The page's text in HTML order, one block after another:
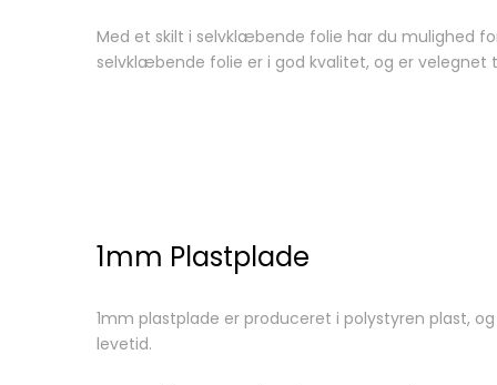
Med et skilt i selvklæbende folie har du mulighed
selvklæbende folie er i god kvalitet, og er velegnet
1mm Plastplade
1mm plastplade er produceret i polystyren plast,
levetid.